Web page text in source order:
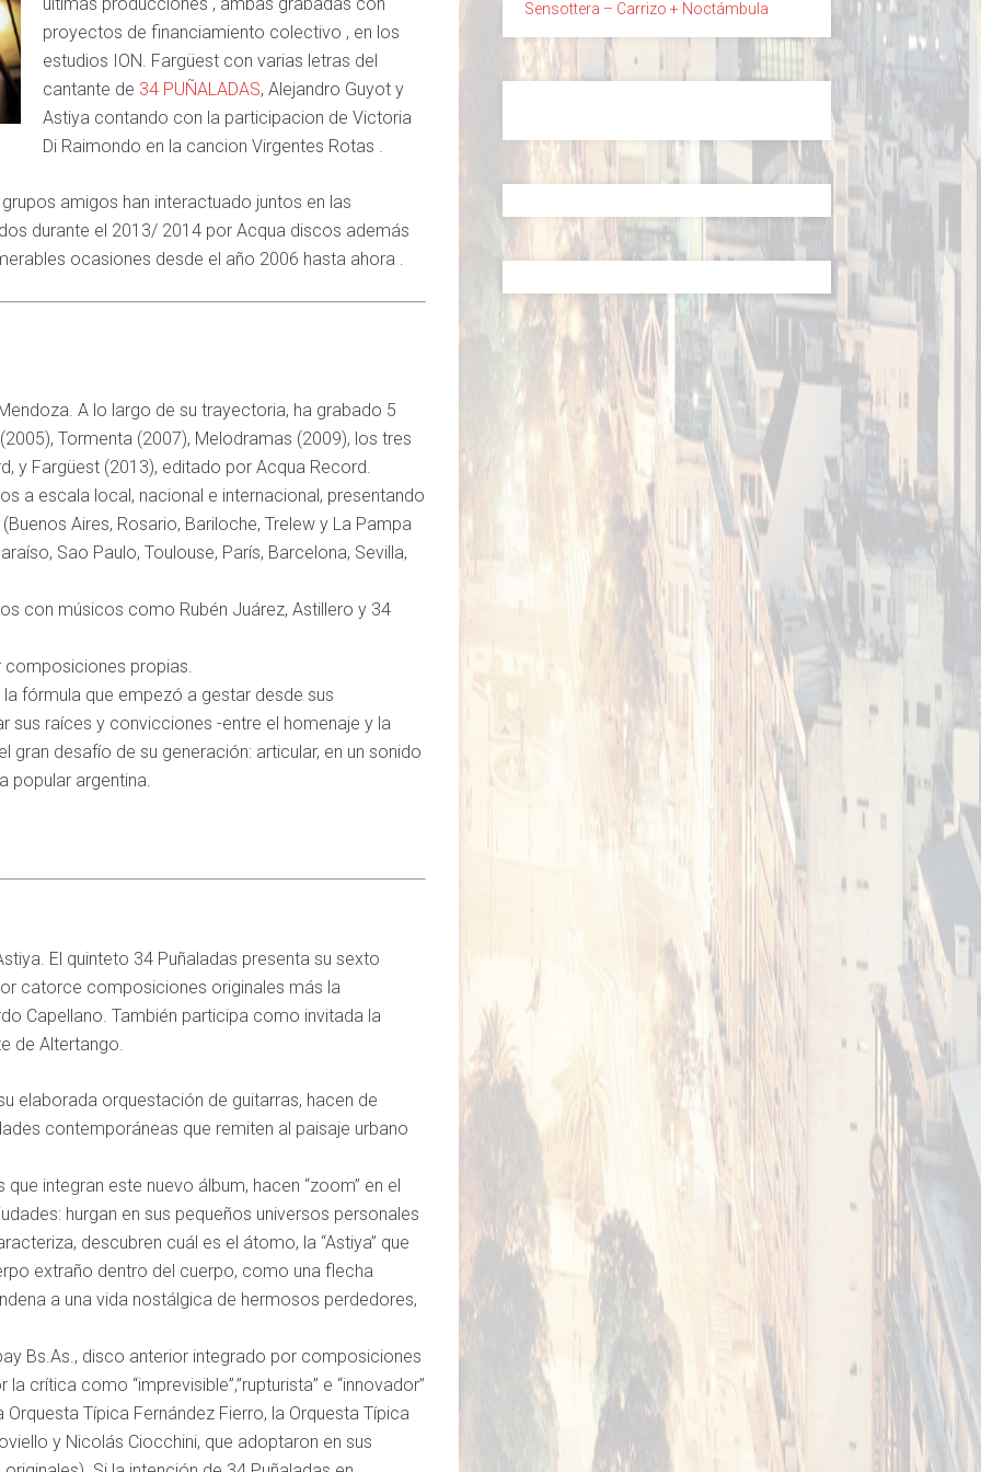
proyectos de financiamiento colectivo , en los
estudios ION. Fargüest con varias letras del
cantante de 34 PUÑALADAS, Alejandro Guyot y
Astiya contando con la participacion de Victoria
Di Raimondo en la cancion Virgentes Rotas .
amigos han interactuado juntos en las
durante el 2013/ 2014 por Acqua discos además
ocasiones desde el año 2006 hasta ahora .
a. A lo largo de su trayectoria, ha grabado 5
Tormenta (2007), Melodramas (2009), los tres
y Fargüest (2013), editado por Acqua Record.
a escala local, nacional e internacional, presentando
Aires, Rosario, Bariloche, Trelew y La Pampa
Sao Paulo, Toulouse, París, Barcelona, Sevilla,
con músicos como Rubén Juárez, Astillero y 34
propias.
fórmula que empezó a gestar desde sus
sus raíces y convicciones -entre el homenaje y la
gran desafío de su generación: articular, en un sonido
popular argentina.
El quinteto 34 Puñaladas presenta su sexto
catorce composiciones originales más la
Capellano. También participa como invitada la
de Altertango.
elaborada orquestación de guitarras, hacen de
contemporáneas que remiten al paisaje urbano
integran este nuevo álbum, hacen “zoom” en el
hurgan en sus pequeños universos personales
descubren cuál es el átomo, la “Astiya” que
extraño dentro del cuerpo, como una flecha
a una vida nostálgica de hermosos perdedores,
Bs.As., disco anterior integrado por composiciones
crítica como “imprevisible”,”rupturista” e “innovador”
Típica Fernández Fierro, la Orquesta Típica
y Nicolás Ciocchini, que adoptaron en sus
Sensottera – Carrizo + Noctámbula